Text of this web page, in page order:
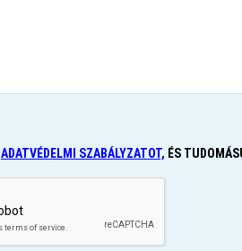
ADATVÉDELMI SZABÁLYZATOT, ÉS